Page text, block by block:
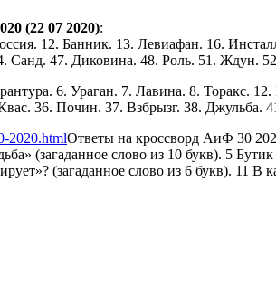
(22 07 2020):
12. Банник. 13. Левиафан. 16.
Санд. 47. Диковина. 48. Роль. 51. Ждун.
6. Ураган. 7. Лавина. 8. Торакс.
36. Почин. 37. Взбрызг. 38.
2020.htmlОтветы на кроссворд АиФ 30
(загаданное слово из 10 букв). 5
(загаданное слово из 6 букв). 11 В